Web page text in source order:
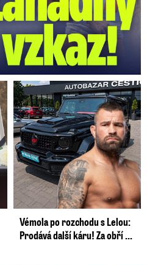
Vémola po rozchodu s Lelou:
Prodává další káru! Za obří ...